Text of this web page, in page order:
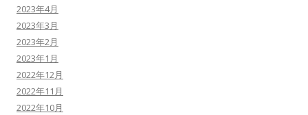
2023年4月
2023年3月
2023年2月
2023年1月
2022年12月
2022年11月
2022年10月